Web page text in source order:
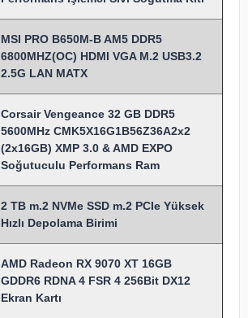
MSI PRO B650M-B AM5 DDR5
6800MHZ(OC) HDMI VGA M.2 USB3.2
2.5G LAN MATX
Corsair Vengeance 32 GB DDR5
5600MHz CMK5X16G1B56Z36A2x2
(2x16GB) XMP 3.0 & AMD EXPO
Soğutuculu Performans Ram
2 TB m.2 NVMe SSD m.2 PCIe Yüksek
Hızlı Depolama Birimi
AMD Radeon RX 9070 XT 16GB
GDDR6 RDNA 4 FSR 4 256Bit DX12
Ekran Kartı